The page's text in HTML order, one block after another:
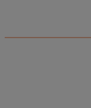
Nastavenie šanónov